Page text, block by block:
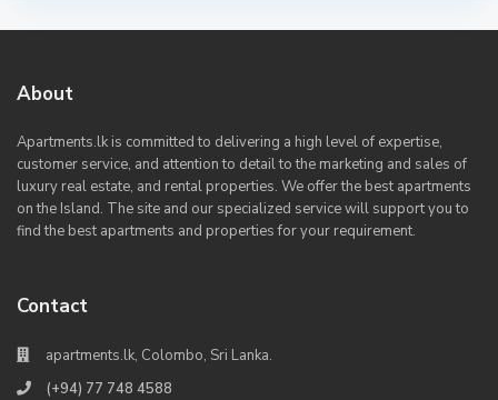
About
Apartments.lk is committed to delivering a high level of expertise,
customer service, and attention to detail to the marketing and sales of
luxury real estate, and rental properties. We offer the best apartments
on the Island. The site and our specialized service will support you to
find the best apartments and properties for your requirement.
Contact
apartments.lk, Colombo, Sri Lanka.
(+94) 77 748 4588